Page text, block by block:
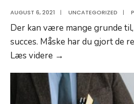
AUGUST 6, 2021 | UNCATEGORIZED |
Der kan være mange grunde
succes. Måske har du gjort de
Læs videre →
firmakontoen?
Sådan